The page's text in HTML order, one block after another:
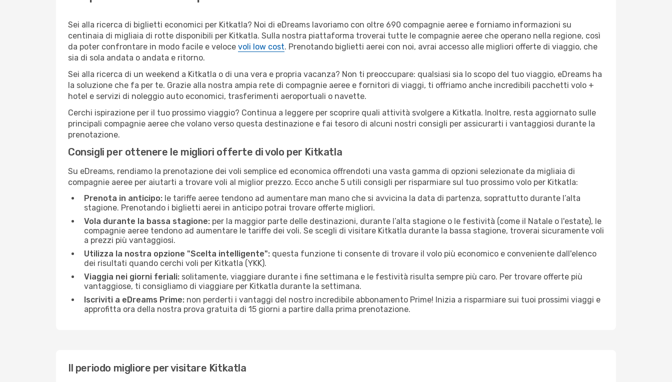
Sei alla ricerca di biglietti economici per Kitkatla? Noi di eDreams lavoriamo con oltre 690 compagnie aeree e forniamo informazioni su
centinaia di migliaia di rotte disponibili per Kitkatla. Sulla nostra piattaforma troverai tutte le compagnie aeree che operano nella regione, così
da poter confrontare in modo facile e veloce voli low cost. Prenotando biglietti aerei con noi, avrai accesso alle migliori offerte di viaggio, che
sia di sola andata o andata e ritorno.
Sei alla ricerca di un weekend a Kitkatla o di una vera e propria vacanza? Non ti preoccupare: qualsiasi sia lo scopo del tuo viaggio, eDreams ha
la soluzione che fa per te. Grazie alla nostra ampia rete di compagnie aeree e fornitori di viaggi, ti offriamo anche incredibili pacchetti volo +
hotel e servizi di noleggio auto economici, trasferimenti aeroportuali o navette.
Cerchi ispirazione per il tuo prossimo viaggio? Continua a leggere per scoprire quali attività svolgere a Kitkatla. Inoltre, resta aggiornato sulle
principali compagnie aeree che volano verso questa destinazione e fai tesoro di alcuni nostri consigli per assicurarti i vantaggiosi durante la
prenotazione.
Consigli per ottenere le migliori offerte di volo per Kitkatla
Su eDreams, rendiamo la prenotazione dei voli semplice ed economica offrendoti una vasta gamma di opzioni selezionate da migliaia di
compagnie aeree per aiutarti a trovare voli al miglior prezzo. Ecco anche 5 utili consigli per risparmiare sul tuo prossimo volo per Kitkatla:
Prenota in anticipo: le tariffe aeree tendono ad aumentare man mano che si avvicina la data di partenza, soprattutto durante l’alta
stagione. Prenotando i biglietti aerei in anticipo potrai trovare offerte migliori.
Vola durante la bassa stagione: per la maggior parte delle destinazioni, durante l’alta stagione o le festività (come il Natale o l'estate), le
compagnie aeree tendono ad aumentare le tariffe dei voli. Se scegli di visitare Kitkatla durante la bassa stagione, troverai sicuramente voli
a prezzi più vantaggiosi.
Utilizza la nostra opzione "Scelta intelligente": questa funzione ti consente di trovare il volo più economico e conveniente dall'elenco
dei risultati quando cerchi voli per Kitkatla (YKK).
Viaggia nei giorni feriali: solitamente, viaggiare durante i fine settimana e le festività risulta sempre più caro. Per trovare offerte più
vantaggiose, ti consigliamo di viaggiare per Kitkatla durante la settimana.
Iscriviti a eDreams Prime: non perderti i vantaggi del nostro incredibile abbonamento Prime! Inizia a risparmiare sui tuoi prossimi viaggi e
approfitta ora della nostra prova gratuita di 15 giorni a partire dalla prima prenotazione.
Il periodo migliore per visitare Kitkatla